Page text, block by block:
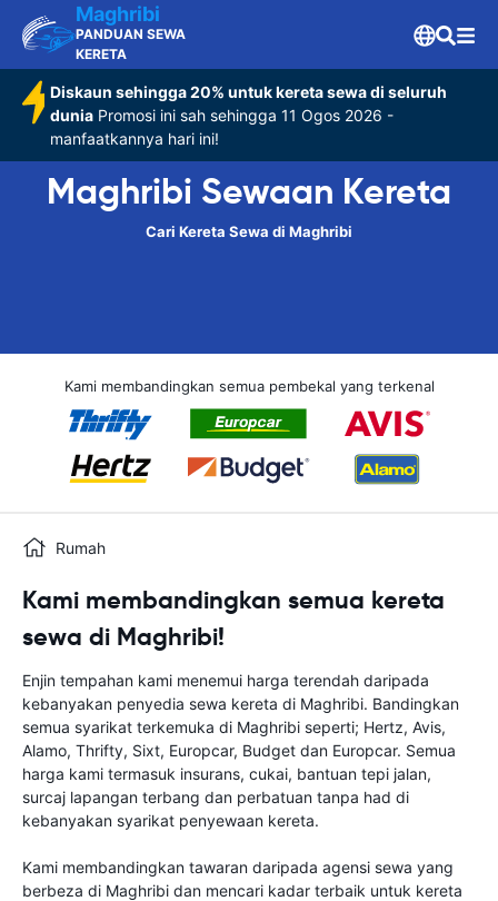
Maghribi
PANDUAN SEWA
KERETA
Diskaun sehingga 20% untuk kereta sewa di seluruh
dunia Promosi ini sah sehingga 11 Ogos 2026 -
manfaatkannya hari ini!
Maghribi Sewaan Kereta
Cari Kereta Sewa di Maghribi
Kami membandingkan semua pembekal yang terkenal
Rumah
Kami membandingkan semua kereta
sewa di Maghribi!
Enjin tempahan kami menemui harga terendah daripada
kebanyakan penyedia sewa kereta di Maghribi. Bandingkan
semua syarikat terkemuka di Maghribi seperti; Hertz, Avis,
Alamo, Thrifty, Sixt, Europcar, Budget dan Europcar. Semua
harga kami termasuk insurans, cukai, bantuan tepi jalan,
surcaj lapangan terbang dan perbatuan tanpa had di
kebanyakan syarikat penyewaan kereta.
Kami membandingkan tawaran daripada agensi sewa yang
berbeza di Maghribi dan mencari kadar terbaik untuk kereta